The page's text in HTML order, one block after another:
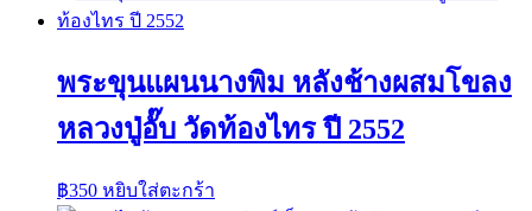
พระขุนแผนนางพิม หลังช้างผสมโขลง
หลวงปู่อั๊บ วัดท้องไทร ปี 2552
฿350 หยิบใส่ตะกร้า